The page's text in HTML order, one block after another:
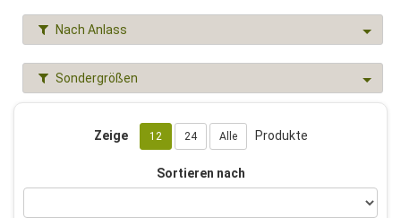
Nach Anlass
Sondergrößen
Zeige 12 24 Alle Produkte
Sortieren nach